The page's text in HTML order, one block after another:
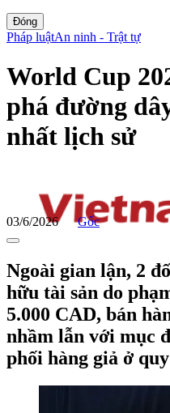
Đóng
Pháp luậtAn ninh - Trật tự
World Cup
phá đường
nhất lịch sử
03/6/2026 Gốc
Ngoài gian lận, 2
hữu tài sản do
5.000 CAD, bán
nhầm lẫn với mục
phối hàng giả ở